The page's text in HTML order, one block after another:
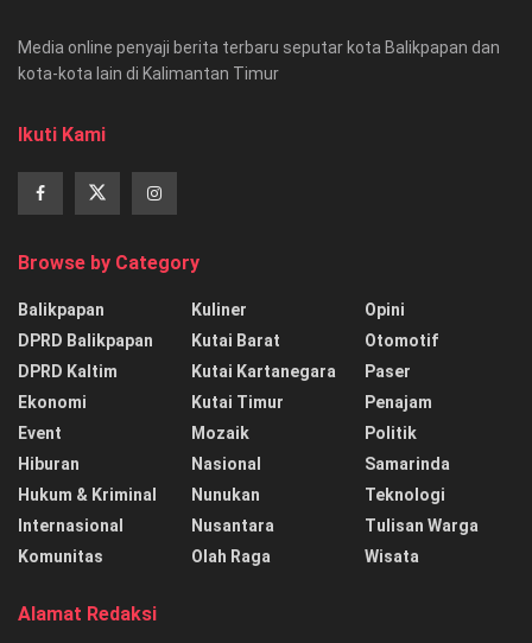
Media online penyaji berita terbaru seputar kota Balikpapan dan
kota-kota lain di Kalimantan Timur
Ikuti Kami
Browse by Category
Balikpapan
DPRD Balikpapan
DPRD Kaltim
Ekonomi
Event
Hiburan
Hukum & Kriminal
Internasional
Komunitas
Kuliner
Kutai Barat
Kutai Kartanegara
Kutai Timur
Mozaik
Nasional
Nunukan
Nusantara
Olah Raga
Opini
Otomotif
Paser
Penajam
Politik
Samarinda
Teknologi
Tulisan Warga
Wisata
Alamat Redaksi